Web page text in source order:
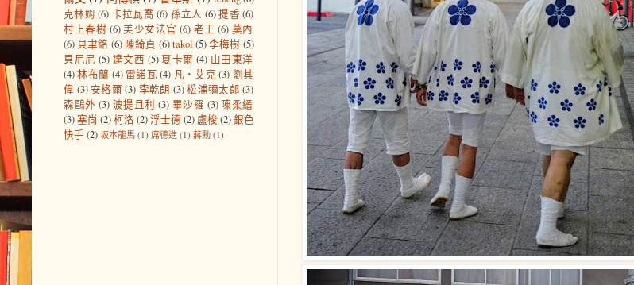
克林姆 (6) 卡拉瓦喬 (6) 孫立人 (6)提香 (6)
村上春樹 (6) 美少女法官 (6) 老王 (6) 莫內
(6) 貝聿銘 (6) 陳綺貞 (6) takol (5)李梅樹 (5)
貝尼尼 (5) 達文西 (5) 夏卡爾 (4) 山田東洋
(4)林布蘭 (4) 雷諾瓦 (4) 凡‧艾克 (3) 劉其
偉 (3)安格爾 (3) 李乾朗 (3)松浦彌太郎 (3)
森鷗外 (3) 波提且利 (3) 畢沙羅 (3) 陳柔縉
(3)塞尚 (2)柯洛 (2)浮士德 (2) 盧梭 (2)銀色
快手 (2) 坂本龍馬 (1) 席德進 (1) 蔣勳 (1)